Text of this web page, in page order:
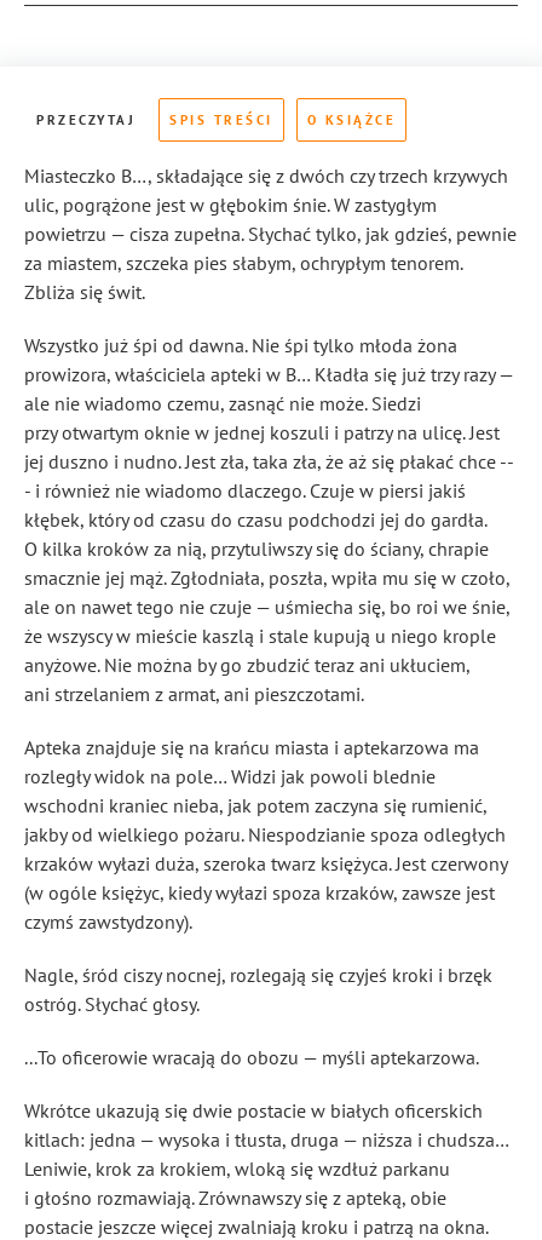
PRZECZYTAJ SPIS TREŚCI O KSIĄŻCE
Miasteczko B…, składające się z dwóch czy trzech krzywych
ulic, pogrążone jest w głębokim śnie. W zastygłym
powietrzu — cisza zupełna. Słychać tylko, jak gdzieś, pewnie
za miastem, szczeka pies słabym, ochrypłym tenorem.
Zbliża się świt.
Wszystko już śpi od dawna. Nie śpi tylko młoda żona
prowizora, właściciela apteki w B… Kładła się już trzy razy —
ale nie wiadomo czemu, zasnąć nie może. Siedzi
przy otwartym oknie w jednej koszuli i patrzy na ulicę. Jest
jej duszno i nudno. Jest zła, taka zła, że aż się płakać chce --
- i również nie wiadomo dlaczego. Czuje w piersi jakiś
kłębek, który od czasu do czasu podchodzi jej do gardła.
O kilka kroków za nią, przytuliwszy się do ściany, chrapie
smacznie jej mąż. Zgłodniała, poszła, wpiła mu się w czoło,
ale on nawet tego nie czuje — uśmiecha się, bo roi we śnie,
że wszyscy w mieście kaszlą i stale kupują u niego krople
anyżowe. Nie można by go zbudzić teraz ani ukłuciem,
ani strzelaniem z armat, ani pieszczotami.
Apteka znajduje się na krańcu miasta i aptekarzowa ma
rozległy widok na pole… Widzi jak powoli blednie
wschodni kraniec nieba, jak potem zaczyna się rumienić,
jakby od wielkiego pożaru. Niespodzianie spoza odległych
krzaków wyłazi duża, szeroka twarz księżyca. Jest czerwony
(w ogóle księżyc, kiedy wyłazi spoza krzaków, zawsze jest
czymś zawstydzony).
Nagle, śród ciszy nocnej, rozlegają się czyjeś kroki i brzęk
ostróg. Słychać głosy.
...To oficerowie wracają do obozu — myśli aptekarzowa.
Wkrótce ukazują się dwie postacie w białych oficerskich
kitlach: jedna — wysoka i tłusta, druga — niższa i chudsza…
Leniwie, krok za krokiem, wloką się wzdłuż parkanu
i głośno rozmawiają. Zrównawszy się z apteką, obie
postacie jeszcze więcej zwalniają kroku i patrzą na okna.